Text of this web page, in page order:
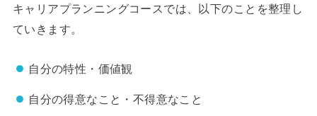
キャリアプランニングコースでは、以下のことを整理し
ていきます。
自分の特性・価値観
自分の得意なこと・不得意なこと